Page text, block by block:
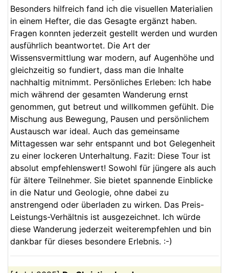
Besonders hilfreich fand ich die visuellen Materialien
in einem Hefter, die das Gesagte ergänzt haben.
Fragen konnten jederzeit gestellt werden und wurden
ausführlich beantwortet. Die Art der
Wissensvermittlung war modern, auf Augenhöhe und
gleichzeitig so fundiert, dass man die Inhalte
nachhaltig mitnimmt. Persönliches Erleben: Ich habe
mich während der gesamten Wanderung ernst
genommen, gut betreut und willkommen gefühlt. Die
Mischung aus Bewegung, Pausen und persönlichem
Austausch war ideal. Auch das gemeinsame
Mittagessen war sehr entspannt und bot Gelegenheit
zu einer lockeren Unterhaltung. Fazit: Diese Tour ist
absolut empfehlenswert! Sowohl für jüngere als auch
für ältere Teilnehmer. Sie bietet spannende Einblicke
in die Natur und Geologie, ohne dabei zu
anstrengend oder überladen zu wirken. Das Preis-
Leistungs-Verhältnis ist ausgezeichnet. Ich würde
diese Wanderung jederzeit weiterempfehlen und bin
dankbar für dieses besondere Erlebnis. :-)